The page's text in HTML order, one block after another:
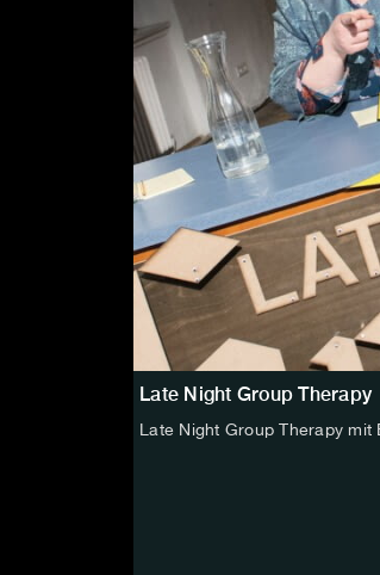
Late Night Group Therapy
Late Night Group Therapy mit